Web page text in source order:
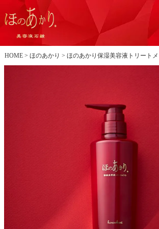
HOME ほのあかり ほのあかり保湿美容液トリートメ